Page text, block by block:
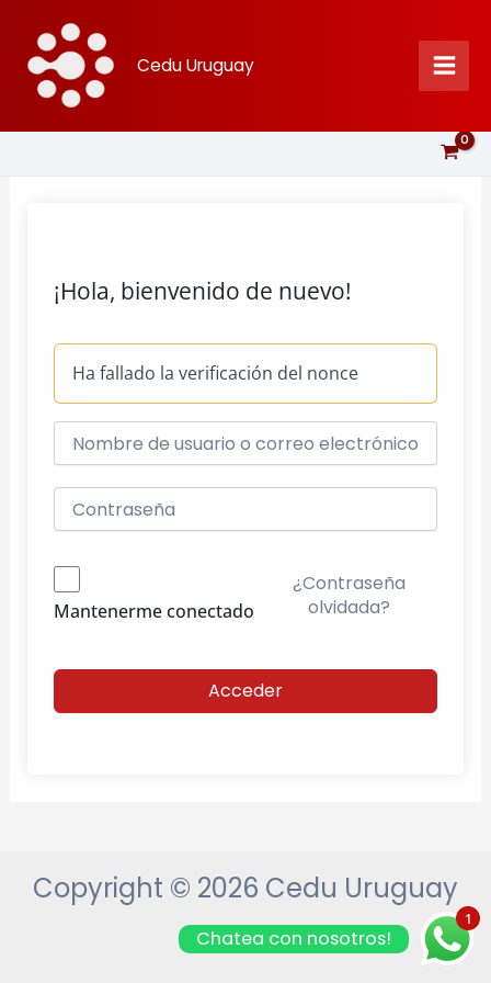
contenido
Cedu Uruguay
¡Hola, bienvenido de nuevo!
Ha fallado la verificación del nonce
Mantenerme conectado
¿Contraseña
olvidada?
Acceder
Copyright © 2026 Cedu Uruguay
1
Chatea con nosotros!